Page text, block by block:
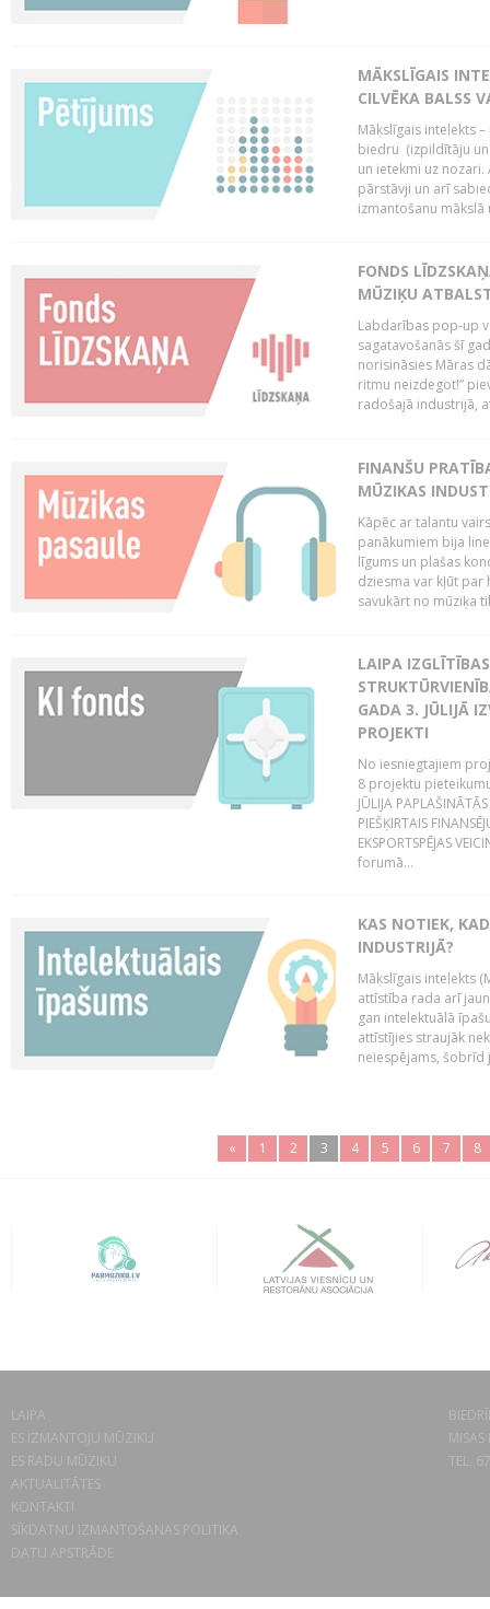
MĀKSLĪGAIS
CILVĒKA BALSS
Mākslīgais intelekts
biedru (izpildītāju
un ietekmi uz
pārstāvji un arī
izmantošanu mākslā
FONDS
MŪZIĶU
Labdarības pop-up
sagatavošanās šī
norisināsies Māras
ritmu neizdegot!”
radošajā industrijā,
FINANŠU
MŪZIKAS
Kāpēc ar talantu
panākumiem bija
līgums un plašas
dziesma var kļūt par
savukārt no mūziķa
LAIPA
GADA 3. JŪLIJĀ
PROJEKTI
No iesniegtajiem
8 projektu
JŪLIJA
PIEŠĶIRTAIS
EKSPORTSPĒJAS
forumā...
KAS NOTIEK,
INDUSTRIJĀ?
Mākslīgais intelekts
attīstība rada arī
gan intelektuālā
attīstījies straujāk
neiespējams, šobrīd
« 1 2 3 4 5 6 7 8
LAIPA
ES IZMANTOJU MŪZIKU
ES RADU MŪZIKU
AKTUALITĀTES
KONTAKTI
SĪKDATŅU IZMANTOŠANAS POLITIKA
DATU APSTRĀDE
TEL.